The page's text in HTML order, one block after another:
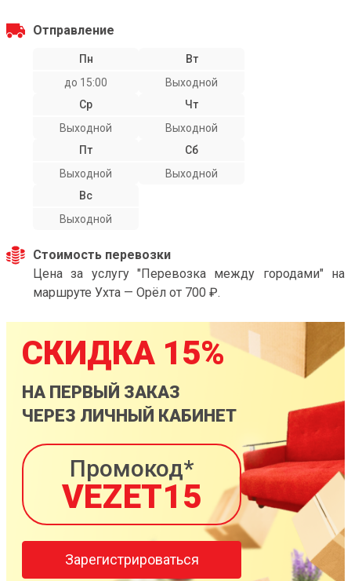
Отправление
Пн
до 15:00
Вт
Выходной
Ср
Выходной
Чт
Выходной
Пт
Выходной
Сб
Выходной
Вс
Выходной
Стоимость перевозки
Цена за услугу "Перевозка между городами" на
маршруте Ухта — Орёл от 700 ₽.
СКИДКА 15%
НА ПЕРВЫЙ ЗАКАЗ
ЧЕРЕЗ ЛИЧНЫЙ КАБИНЕТ
Промокод*
VEZET15
Зарегистрироваться